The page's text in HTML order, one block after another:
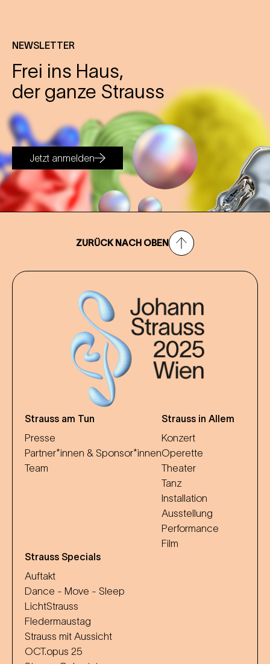
NEWSLETTER
Frei ins Haus,
der ganze Strauss
Jetzt anmelden
ZURÜCK NACH OBEN
Strauss am Tun
Presse
Partner*innen & Sponsor*innen
Team
Strauss in Allem
Konzert
Operette
Theater
Tanz
Installation
Ausstellung
Performance
Film
Strauss Specials
Auftakt
Dance - Move - Sleep
LichtStrauss
Fledermaustag
Strauss mit Aussicht
OCT.opus 25